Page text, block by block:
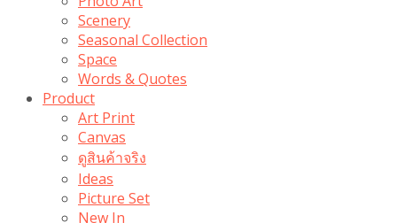
Scenery
Seasonal Collection
Space
Words & Quotes
Product
Art Print
Canvas
ดูสินค้าจริง
Ideas
Picture Set
New In